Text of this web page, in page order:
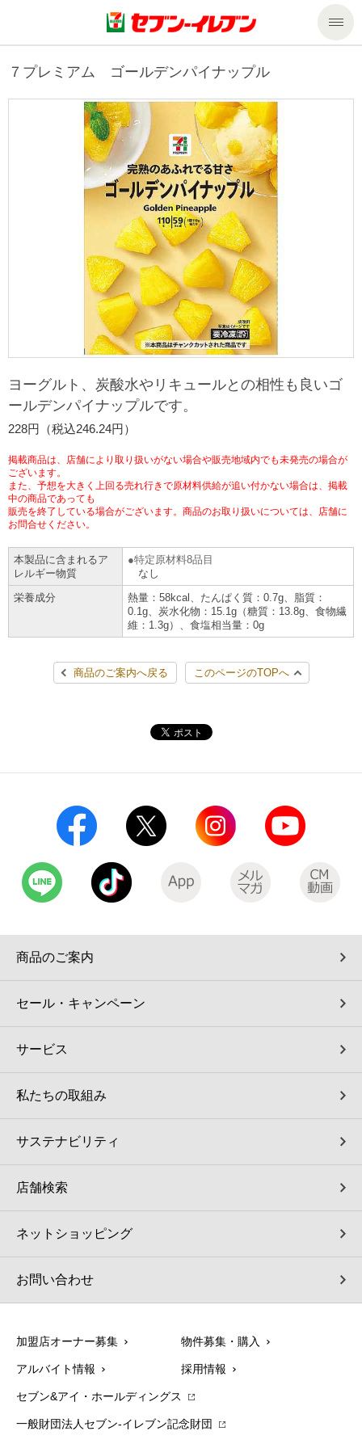
商品のご案内
商品のご案内トップ
セブンプレミアム
食の安全・安心への取組み
ギフト
プリペイドカード・金券
ニンテンドー・ダウンロードカード
セール・キャンペーン
マルチコピー機でできること
マルチコピー機でできることトップ
コピー
プリント
スキャン
ファクス
チケット
便利なサービス
宅配便
切手・はがき・印紙
セブン銀行ATM
ご利用可能なお支払い方法
各種料金のお支払い
自転車シェアリング（店舗限定）
モバイルバッテリーシェアリング（店舗限定）
チケットサービス
セブンチケット
チケットぴあ
イープラス
CNプレイガイド
セブン‐イレブンでお受取り
タワーレコード
セブンネットショッピング
停電時のサービス停止のお知らせ
ニュースリリース
企業理念
会社概要
貸借対照表・損益計算書
沿革
国内店舗数
セブン-イレブンの歴史
サステナビリティ
サステナビリティトップ
セブン＆アイ・ホールディングスの重点課題
サステナビリティ活動基本方針
サステナビリティ推進体制
GREEN CHALLENGE 2050
4VISIONS
サステナビリティニュース
サステナビリティレポート
加盟店オーナー募集
店舗検索
ネットショッピング
お問い合わせ
Language
English (Corporate)
English (Services)
한국어(서비스)
７プレミアム ゴールデンパイナップル
ヨーグルト、炭酸水やリキュールとの相性も良いゴ
ールデンパイナップルです。
228円（税込246.24円）
掲載商品は、店舗により取り扱いがない場合や販売地域内でも未発売の場合が
ございます。
また、予想を大きく上回る売れ行きで原材料供給が追い付かない場合は、掲載
中の商品であっても
販売を終了している場合がございます。商品のお取り扱いについては、店舗に
お問合せください。
本製品に含まれるア
レルギー物質
特定原材料8品目
なし
栄養成分
熱量：58kcal、たんぱく質：0.7g、脂質：
0.1g、炭水化物：15.1g（糖質：13.8g、食物繊
維：1.3g）、食塩相当量：0g
商品のご案内へ戻る このページのTOPへ
商品のご案内
セール・キャンペーン
サービス
私たちの取組み
サステナビリティ
店舗検索
ネットショッピング
お問い合わせ
加盟店オーナー募集 物件募集・購入
アルバイト情報 採用情報
セブン&アイ・ホールディングス
一般財団法人セブン-イレブン記念財団